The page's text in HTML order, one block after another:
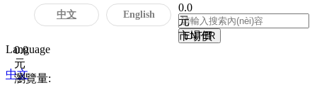
中文 English
Language
中文
0.0
元
市場價
0.0
元
瀏覽量: